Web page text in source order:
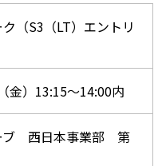
（S3（LT）エントリ
金）13:15～14:00内
ブ 西日本事業部 第